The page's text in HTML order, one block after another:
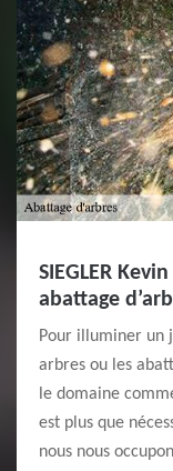
SIEGLER
abattage
Pour illuminer un
arbres ou les
le domaine
est plus que
nous nous